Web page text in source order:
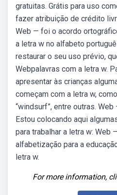
gratuitas. Grátis para uso
fazer atribuição de crédito
Web — foi o acordo
a letra w no alfabeto
restaurar o seu uso prévio,
Webpalavras com a letra w.
apresentar às crianças
começam com a letra w,
“windsurf”, entre outras.
Estou colocando aqui
para trabalhar a letra w: Web
alfabetização para a
letra w.
For more information,